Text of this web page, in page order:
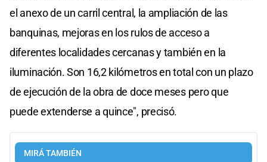
el anexo de un carril central, la ampliación de las
banquinas, mejoras en los rulos de acceso a
diferentes localidades cercanas y también en la
iluminación. Son 16,2 kilómetros en total con un plazo
de ejecución de la obra de doce meses pero que
puede extenderse a quince", precisó.
MIRÁ TAMBIÉN